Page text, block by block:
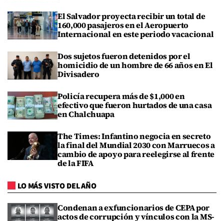
El Salvador proyecta recibir un total de
160,000 pasajeros en el Aeropuerto
Internacional en este periodo vacacional
Dos sujetos fueron detenidos por el
homicidio de un hombre de 66 años en El
Divisadero
Policía recupera más de $1,000 en
efectivo que fueron hurtados de una casa
en Chalchuapa
The Times: Infantino negocia en secreto
la final del Mundial 2030 con Marruecos a
cambio de apoyo para reelegirse al frente
de la FIFA
LO MÁS VISTO DEL AÑO
Condenan a exfuncionarios de CEPA por
actos de corrupción y vínculos con la MS-